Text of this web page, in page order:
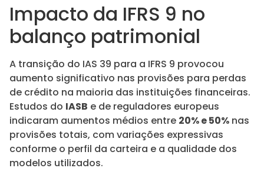
Impacto da IFRS 9 no
balanço patrimonial
A transição do IAS 39 para a IFRS 9 provocou
aumento significativo nas provisões para perdas
de crédito na maioria das instituições financeiras.
Estudos do IASB e de reguladores europeus
indicaram aumentos médios entre 20% e 50% nas
provisões totais, com variações expressivas
conforme o perfil da carteira e a qualidade dos
modelos utilizados.